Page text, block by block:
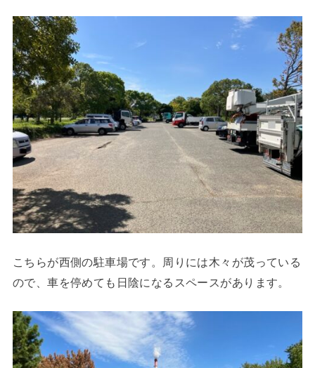
こちらが西側の駐車場です。周りには木々が茂っている
ので、車を停めても日陰になるスペースがあります。